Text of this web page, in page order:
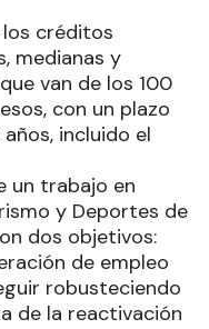
créditos
medianas y
van de los 100
con un plazo
incluido el
un trabajo en
y Deportes de
dos objetivos:
de empleo
robusteciendo
de la reactivación